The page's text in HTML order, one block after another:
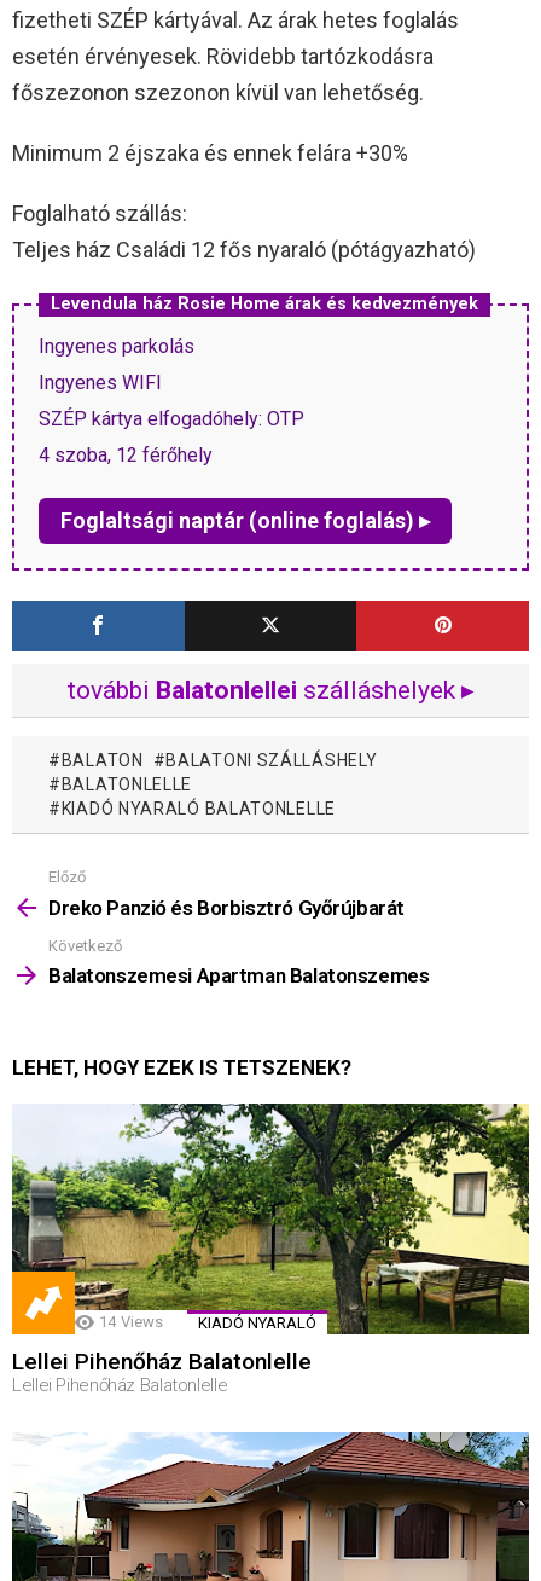
fizetheti SZÉP kártyával. Az árak hetes foglalás
esetén érvényesek. Rövidebb tartózkodásra
főszezonon szezonon kívül van lehetőség.
Minimum 2 éjszaka és ennek felára +30%
Foglalható szállás:
Teljes ház Családi 12 fős nyaraló (pótágyazható)
Levendula ház Rosie Home árak és kedvezmények
Ingyenes parkolás
Ingyenes WIFI
SZÉP kártya elfogadóhely: OTP
4 szoba, 12 férőhely
Foglaltsági naptár (online foglalás) ▸
további Balatonlellei szálláshelyek ▸
BALATON
BALATONI SZÁLLÁSHELY
BALATONLELLE
KIADÓ NYARALÓ BALATONLELLE
Mutass
többet
Előző
Dreko Panzió és Borbisztró Győrújbarát
Következő
Balatonszemesi Apartman Balatonszemes
LEHET, HOGY EZEK IS TETSZENEK?
14 Views KIADÓ NYARALÓ
Lellei Pihenőház Balatonlelle
Lellei Pihenőház Balatonlelle